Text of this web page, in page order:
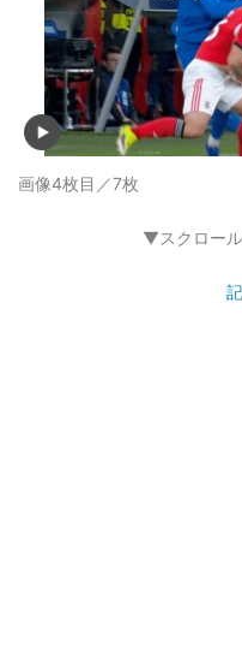
画像4枚目／7枚
▼スクロー